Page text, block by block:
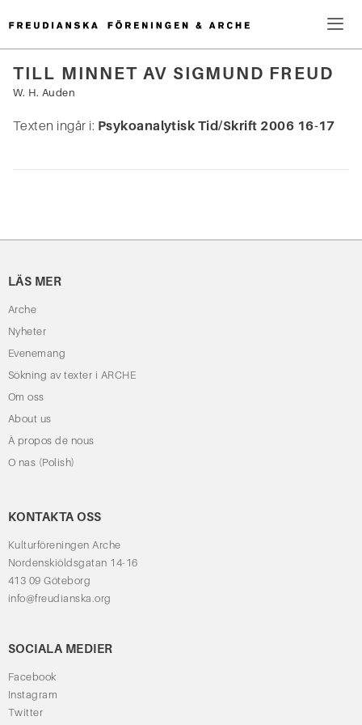
till
innehåll
Sök
TILL MINNET AV SIGMUND FREUD
W. H. Auden
Texten ingår i: Psykoanalytisk Tid/Skrift 2006 16-17
LÄS MER
Arche
Nyheter
Evenemang
Sökning av texter i ARCHE
Om oss
About us
À propos de nous
O nas (Polish)
KONTAKTA OSS
Kulturföreningen Arche
Nordenskiöldsgatan 14-16
413 09 Göteborg
info@freudianska.org
SOCIALA MEDIER
Facebook
Instagram
Twitter